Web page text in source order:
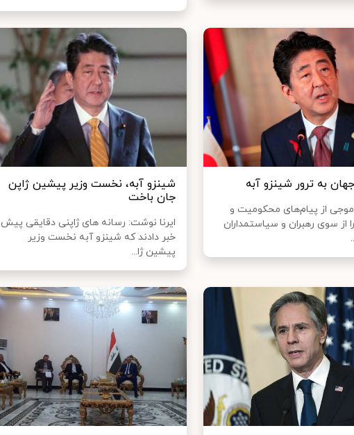
به ترور شینزو آبه
موجی از پیام‌های محکومیت و
از سوی رهبران و سیاستمداران
شینزو آبه، نخست وزیر پیشین ژاپن
جان باخت
ایرنا نوشت: رسانه های ژاپنی دقایقی پیش
خبر دادند که شینزو آبه نخست وزیر
پیشین ژا...